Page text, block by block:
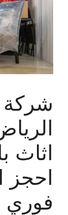
فوري